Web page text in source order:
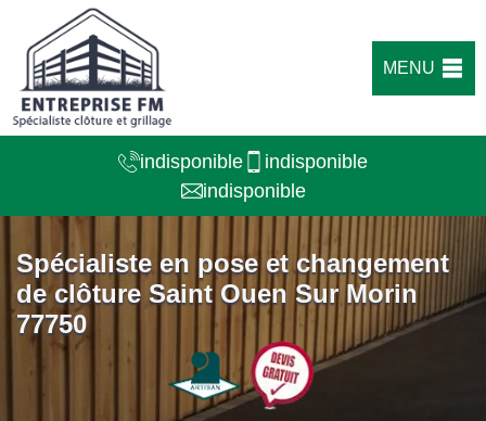
MENU
indisponible
indisponible
indisponible
Spécialiste en pose et changement
de clôture Saint Ouen Sur Morin
77750